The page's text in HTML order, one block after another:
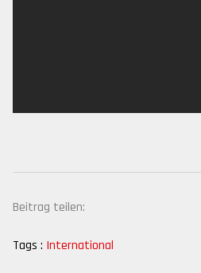
Beitrag teilen:
Tags : International